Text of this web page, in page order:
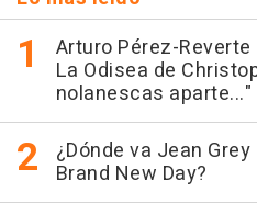
Arturo Pérez-
La Odisea de
nolanescas aparte..."
¿Dónde va Jean
Brand New Day?